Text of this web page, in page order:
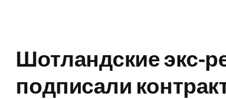
Шотландские экс-
подписали